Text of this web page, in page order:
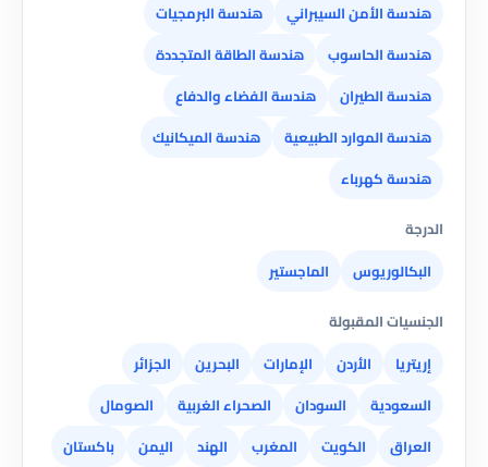
هندسة الأمن السيبراني
هندسة البرمجيات
هندسة الحاسوب
هندسة الطاقة المتجددة
هندسة الطيران
هندسة الفضاء والدفاع
هندسة الموارد الطبيعية
هندسة الميكانيك
هندسة كهرباء
الدرجة
البكالوريوس
الماجستير
الجنسيات المقبولة
إريتريا
الأردن الإمارات البحرين
الجزائر
السعودية
السودان الصحراء الغربية
الصومال
العراق
الكويت المغرب الهند اليمن باكستان